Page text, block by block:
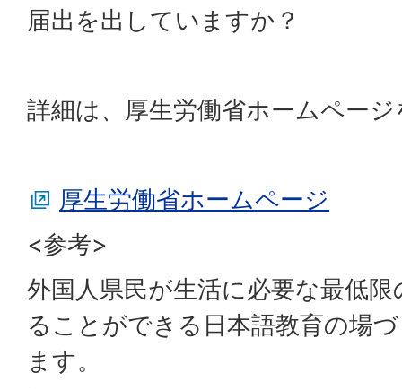
届出を出していますか？
詳細は、厚生労働省ホームペー
厚生労働省ホームページ
<参考>
外国人県民が生活に必要な最低
ることができる日本語教育の場
ます。